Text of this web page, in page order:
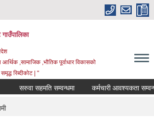
गाउँपालिका
,सामाजिक ,भौतिक पूर्वाधार विकासको
रिब्दीकोट | "
सरुवा सहमति सम्वन्धमा कर्मचारी आवश्यकता सम्वन्धी